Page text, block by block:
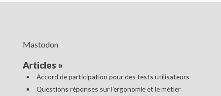
Mastodon
Articles »
Accord de participation pour des tests utilisateurs
Questions réponses sur l’ergonomie et le métier